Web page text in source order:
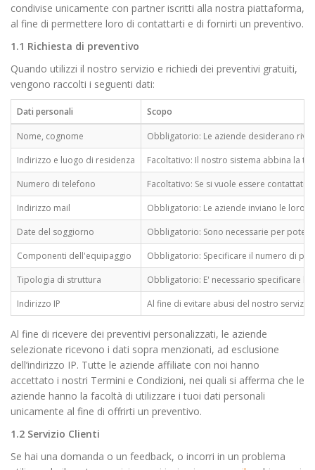
condivise unicamente con partner iscritti alla nostra piattaforma,
al fine di permettere loro di contattarti e di fornirti un preventivo.
1.1 Richiesta di preventivo
Quando utilizzi il nostro servizio e richiedi dei preventivi gratuiti,
vengono raccolti i seguenti dati:
Dati personali Scopo
Nome, cognome
Obbligatorio: Le aziende desiderano
Indirizzo e luogo di residenza
Facoltativo: Il nostro sistema abbina la
Numero di telefono
Facoltativo: Se si vuole essere contattati
Indirizzo mail
Obbligatorio: Le aziende inviano le loro
Date del soggiorno
Obbligatorio: Sono necessarie per
Componenti dell'equipaggio
Obbligatorio: Specificare il numero di
Tipologia di struttura
Obbligatorio: E' necessario specificare
Indirizzo IP
Al fine di evitare abusi del nostro
Al fine di ricevere dei preventivi personalizzati, le aziende
selezionate ricevono i dati sopra menzionati, ad esclusione
dell’indirizzo IP. Tutte le aziende affiliate con noi hanno
accettato i nostri Termini e Condizioni, nei quali si afferma che le
aziende hanno la facoltà di utilizzare i tuoi dati personali
unicamente al fine di offrirti un preventivo.
1.2 Servizio Clienti
Se hai una domanda o un feedback, o incorri in un problema